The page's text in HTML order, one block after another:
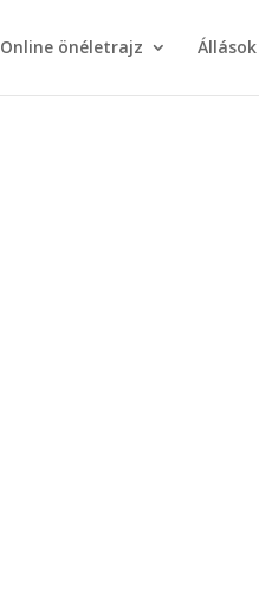
Online önéletrajz Állások